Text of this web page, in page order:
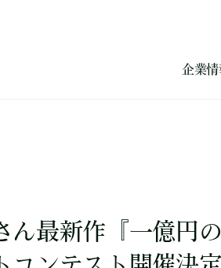
企業情
ん最新作『一億円